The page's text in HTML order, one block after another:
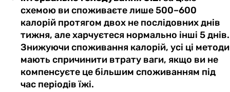
схемою ви споживаєте лише 500–600
калорій протягом двох не послідовних днів
тижня, але харчуєтеся нормально інші 5 днів.
Знижуючи споживання калорій, усі ці методи
мають спричинити втрату ваги, якщо ви не
компенсуєте це більшим споживанням під
час періодів їжі.